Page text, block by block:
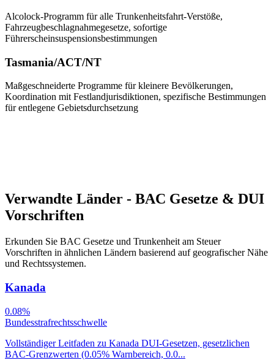
Alcolock-Programm für alle Trunkenheitsfahrt-Verstöße,
Fahrzeugbeschlagnahmegesetze, sofortige
Führerscheinsuspensionsbestimmungen
Tasmania/ACT/NT
Maßgeschneiderte Programme für kleinere Bevölkerungen,
Koordination mit Festlandjurisdiktionen, spezifische Bestimmungen
für entlegene Gebietsdurchsetzung
Verwandte Länder - BAC Gesetze & DUI
Vorschriften
Erkunden Sie BAC Gesetze und Trunkenheit am Steuer
Vorschriften in ähnlichen Ländern basierend auf geografischer Nähe
und Rechtssystemen.
Kanada
0.08%
Bundesstrafrechtsschwelle
Vollständiger Leitfaden zu Kanada DUI-Gesetzen, gesetzlichen
BAC-Grenzwerten (0.05% Warnbereich, 0.0...